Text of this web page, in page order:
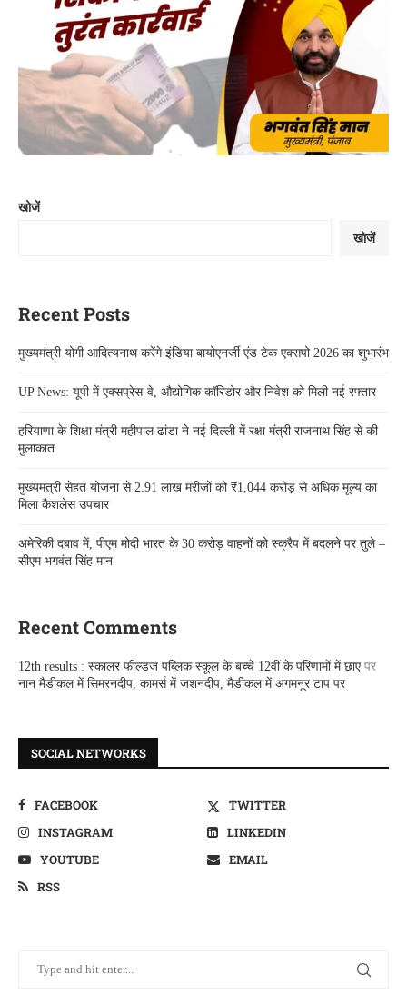
खोजें
खोजें
Recent Posts
मुख्यमंत्री योगी आदित्यनाथ करेंगे इंडिया बायोएनर्जी एंड टेक एक्सपो 2026 का शुभारंभ
UP News: यूपी में एक्सप्रेस-वे, औद्योगिक कॉरिडोर और निवेश को मिली नई रफ्तार
हरियाणा के शिक्षा मंत्री महीपाल ढांडा ने नई दिल्ली में रक्षा मंत्री राजनाथ सिंह से की
मुलाकात
मुख्यमंत्री सेहत योजना से 2.91 लाख मरीज़ों को ₹1,044 करोड़ से अधिक मूल्य का
मिला कैशलेस उपचार
अमेरिकी दबाव में, पीएम मोदी भारत के 30 करोड़ वाहनों को स्क्रैप में बदलने पर तुले –
सीएम भगवंत सिंह मान
Recent Comments
12th results : स्कालर फील्डज पब्लिक स्कूल के बच्चे 12वीं के परिणामों में छाएपर
नान मैडीकल में सिमरनदीप, कामर्स में जशनदीप, मैडीकल में अगमनूर टाप पर
SOCIAL NETWORKS
FACEBOOK
TWITTER
INSTAGRAM
LINKEDIN
YOUTUBE
EMAIL
RSS